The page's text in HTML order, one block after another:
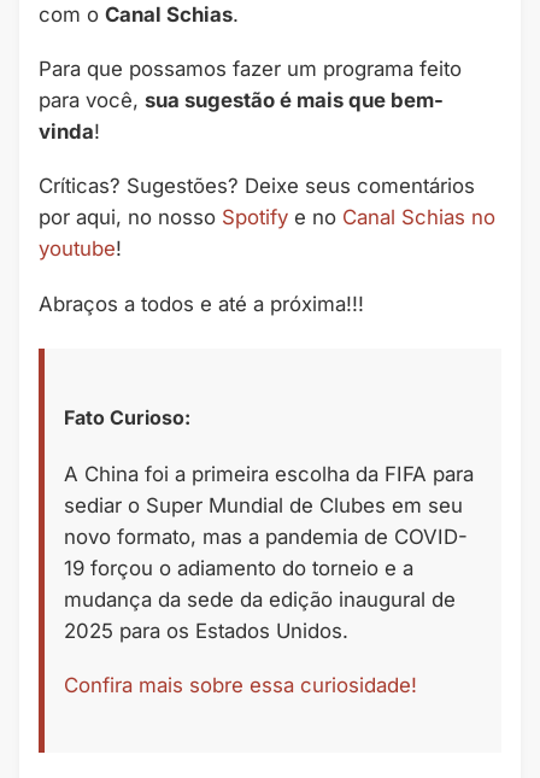
com o Canal Schias.
Para que possamos fazer um programa feito
para você, sua sugestão é mais que bem-
vinda!
Críticas? Sugestões? Deixe seus comentários
por aqui, no nosso Spotify e no Canal Schias no
youtube!
Abraços a todos e até a próxima!!!
Fato Curioso:
A China foi a primeira escolha da FIFA para
sediar o Super Mundial de Clubes em seu
novo formato, mas a pandemia de COVID-
19 forçou o adiamento do torneio e a
mudança da sede da edição inaugural de
2025 para os Estados Unidos.
Confira mais sobre essa curiosidade!